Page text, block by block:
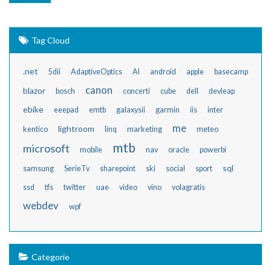
Tag Cloud
.net 5dii AdaptiveOptics AI android apple basecamp
blazor bosch canon concerti cube dell devleap
ebike eeepad emtb galaxysii garmin iis inter
kentico lightroom linq marketing me meteo
microsoft mobile mtb nav oracle powerbi
samsung SerieTv sharepoint ski social sport sql
ssd tfs twitter uae video vino volagratis
webdev wpf
Categorie